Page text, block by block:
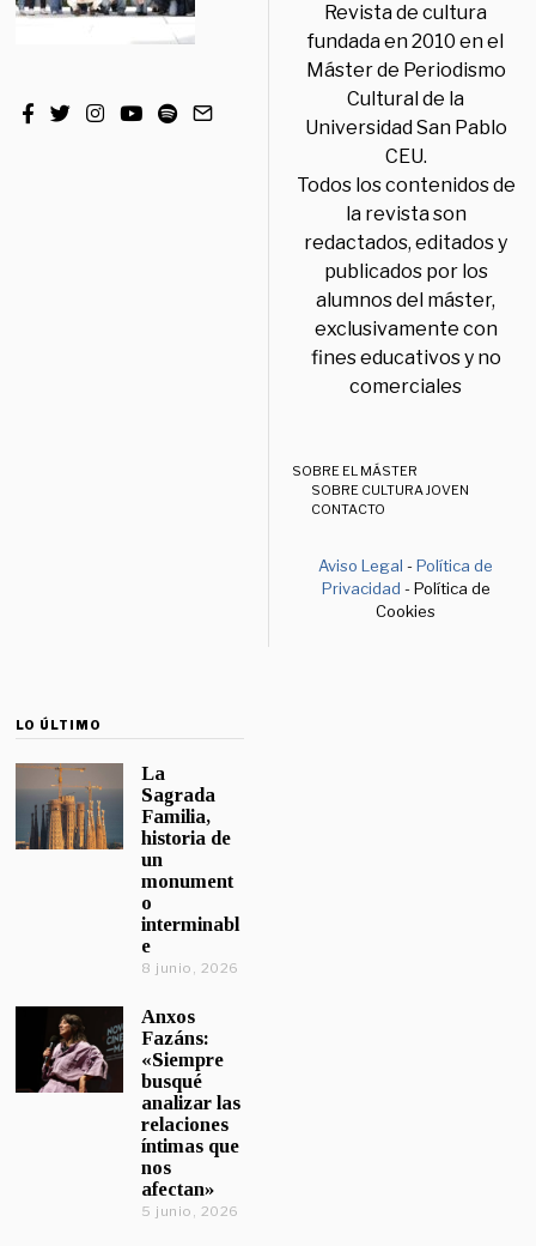
Revista de cultura
fundada en 2010 en el
Máster de Periodismo
Cultural de la
Universidad San Pablo
CEU.
Todos los contenidos de
la revista son
redactados, editados y
publicados por los
alumnos del máster,
exclusivamente con
fines educativos y no
comerciales
SOBRE EL MÁSTER
SOBRE CULTURA JOVEN
CONTACTO
Aviso Legal -Política de
Privacidad - Política de
Cookies
LO ÚLTIMO
La
Sagrada
Familia,
historia de
un
monument
o
interminabl
e
8 junio, 2026
Anxos
Fazáns:
«Siempre
busqué
analizar las
relaciones
íntimas que
nos
afectan»
5 junio, 2026